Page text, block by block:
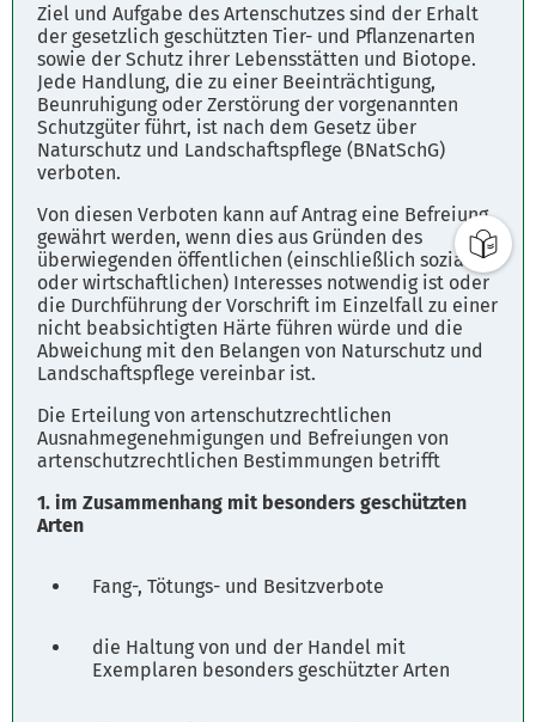
Ziel und Aufgabe des Artenschutzes sind der Erhalt
der gesetzlich geschützten Tier- und Pflanzenarten
sowie der Schutz ihrer Lebensstätten und Biotope.
Jede Handlung, die zu einer Beeinträchtigung,
Beunruhigung oder Zerstörung der vorgenannten
Schutzgüter führt, ist nach dem Gesetz über
Naturschutz und Landschaftspflege (BNatSchG)
verboten.
Von diesen Verboten kann auf Antrag eine Befreiung
gewährt werden, wenn dies aus Gründen des
überwiegenden öffentlichen (einschließlich sozialen
oder wirtschaftlichen) Interesses notwendig ist oder
die Durchführung der Vorschrift im Einzelfall zu einer
nicht beabsichtigten Härte führen würde und die
Abweichung mit den Belangen von Naturschutz und
Landschaftspflege vereinbar ist.
Die Erteilung von artenschutzrechtlichen
Ausnahmegenehmigungen und Befreiungen von
artenschutzrechtlichen Bestimmungen betrifft
1. im Zusammenhang mit besonders geschützten
Arten
Fang-, Tötungs- und Besitzverbote
die Haltung von und der Handel mit
Exemplaren besonders geschützter Arten
Harburger Straße 2
29614 Soltau
Öffnungszeiten
Montag - Freitag: 8.00 - 12.00 Uhr
Parkplätze
Fahrplanauskunft